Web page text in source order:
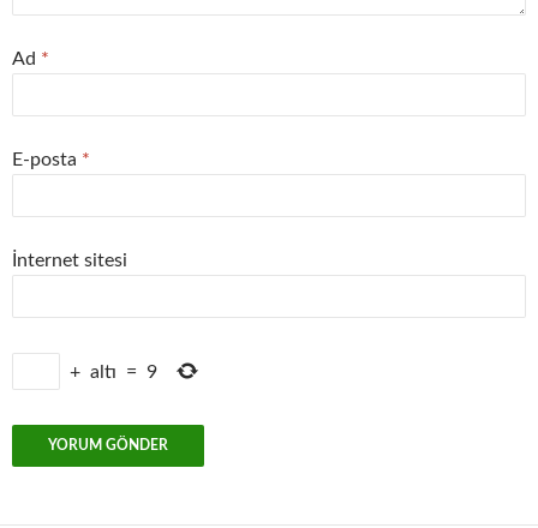
Ad *
E-posta *
İnternet sitesi
+ altı = 9